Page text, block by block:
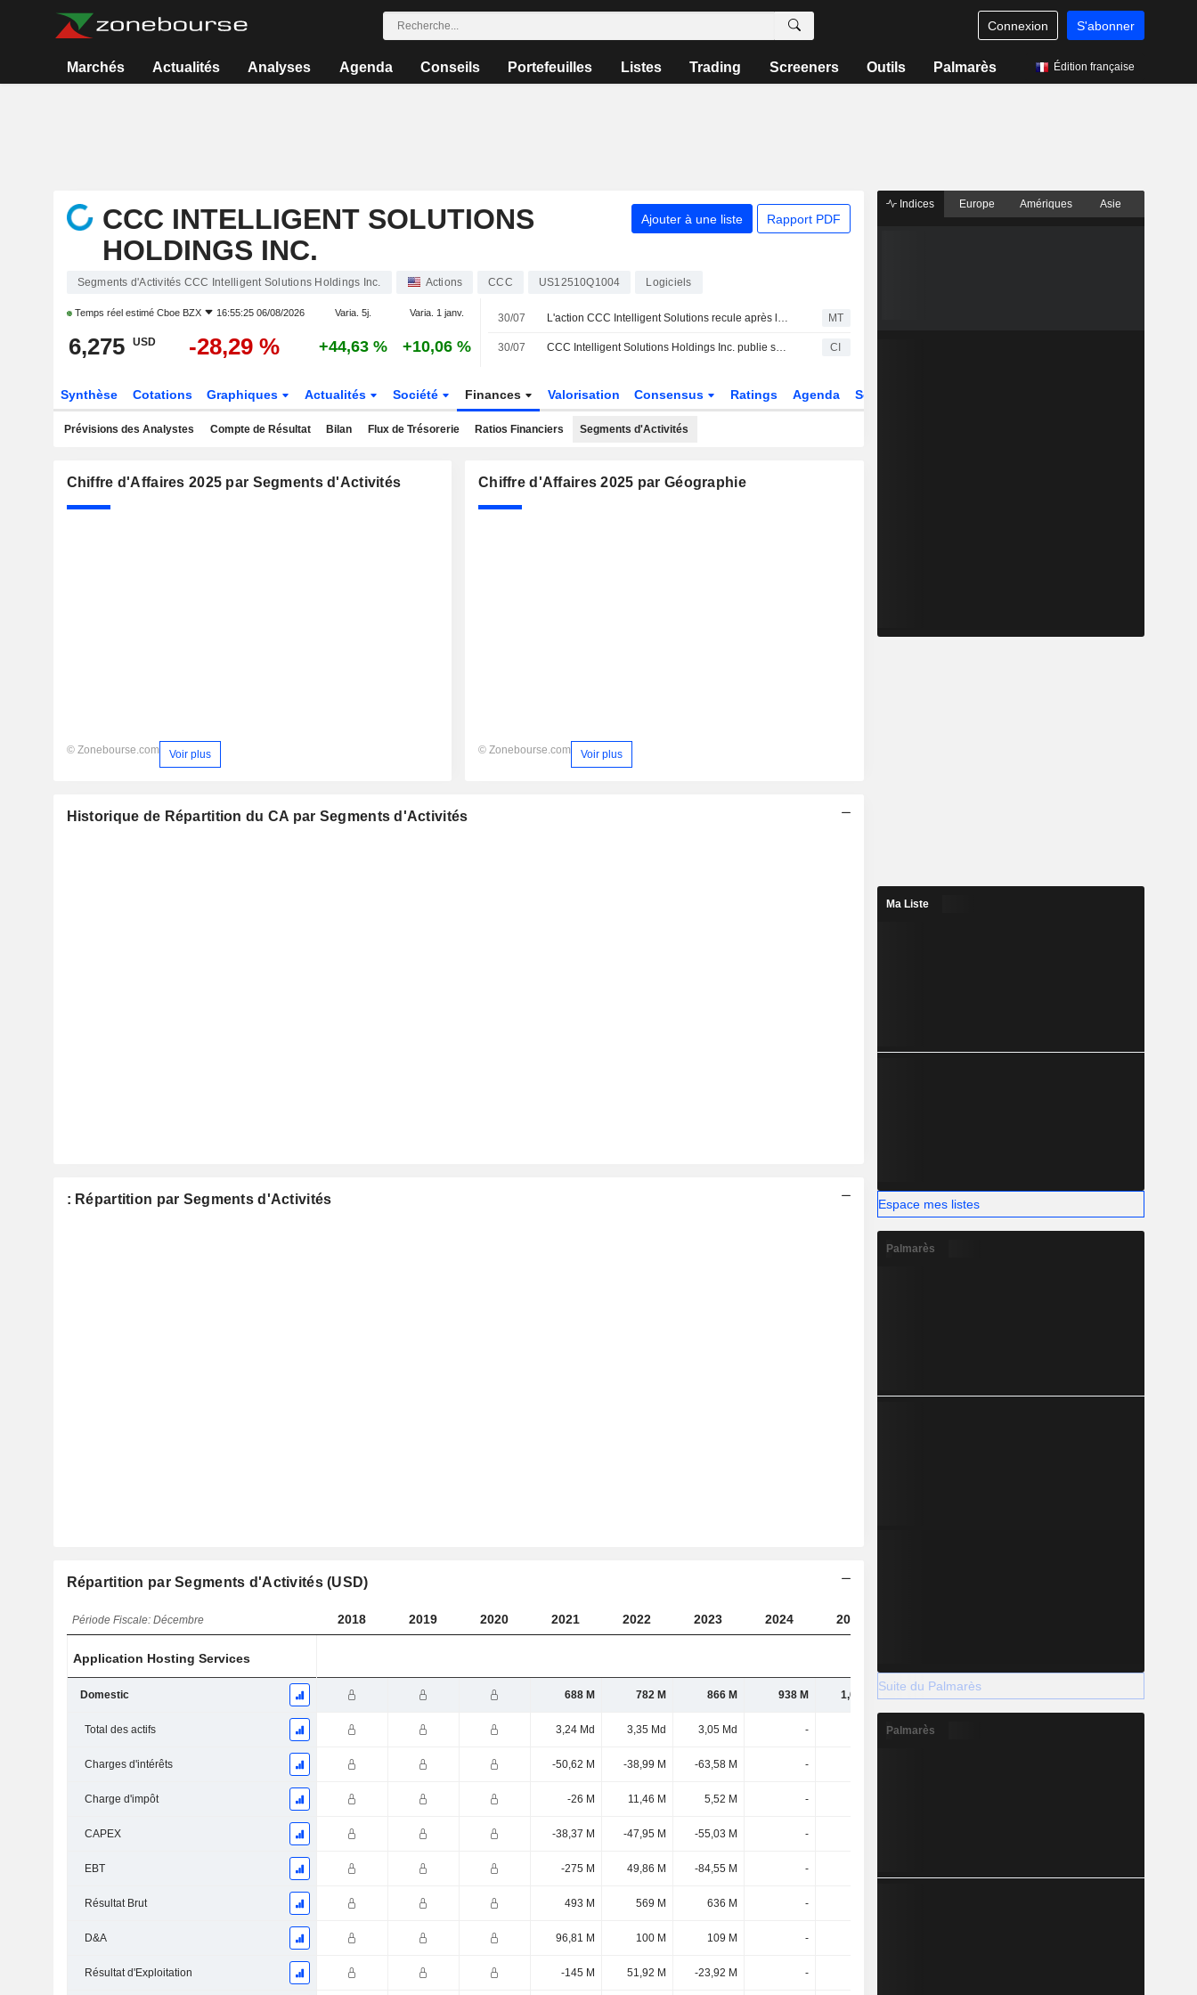
Connexion S'abonner
Marchés Actualités Analyses Agenda Conseils Portefeuilles Listes Trading Screeners Outils Palmarès Édition française
CCC INTELLIGENT SOLUTIONS
HOLDINGS INC.
Ajouter à une liste Rapport PDF
Segments d'Activités CCC Intelligent Solutions Holdings Inc. Actions CCC US12510Q1004 Logiciels
Temps réel estimé Cboe BZX 16:55:25 06/08/2026 Varia. 5j. Varia. 1 janv.
6,275 USD -28,29 % +44,63 % +10,06 %
30/07 L'action CCC Intelligent Solutions recule après la publication de ses résultats du deuxième trimestre MT
30/07 CCC Intelligent Solutions Holdings Inc. publie ses résultats pour le deuxième trimestre et le premier semestre clos le 30 juin 2026 CI
Synthèse Cotations Graphiques Actualités Société Finances Valorisation Consensus Ratings Agenda Secteur
Prévisions des Analystes Compte de Résultat Bilan Flux de Trésorerie Ratios Financiers Segments d'Activités
Chiffre d'Affaires 2025 par Segments d'Activités
© Zonebourse.com Voir plus
Chiffre d'Affaires 2025 par Géographie
© Zonebourse.com Voir plus
Historique de Répartition du CA par Segments d'Activités
: Répartition par Segments d'Activités
Répartition par Segments d'Activités (USD)
Période Fiscale: Décembre 2018 2019 2020 2021 2022 2023 2024 2025
Application Hosting Services
Domestic 688 M 782 M 866 M 938 M 1,05 Md
Total des actifs 3,24 Md 3,35 Md 3,05 Md -
Charges d'intérêts -50,62 M -38,99 M -63,58 M -
Charge d'impôt -26 M 11,46 M 5,52 M -
CAPEX -38,37 M -47,95 M -55,03 M -
EBT -275 M 49,86 M -84,55 M -
Résultat Brut 493 M 569 M 636 M -
D&A 96,81 M 100 M 109 M -
Résultat d'Exploitation -145 M 51,92 M -23,92 M -
Indices Europe Amériques Asie
Ma Liste
Espace mes listes
Palmarès
Suite du Palmarès
Palmarès